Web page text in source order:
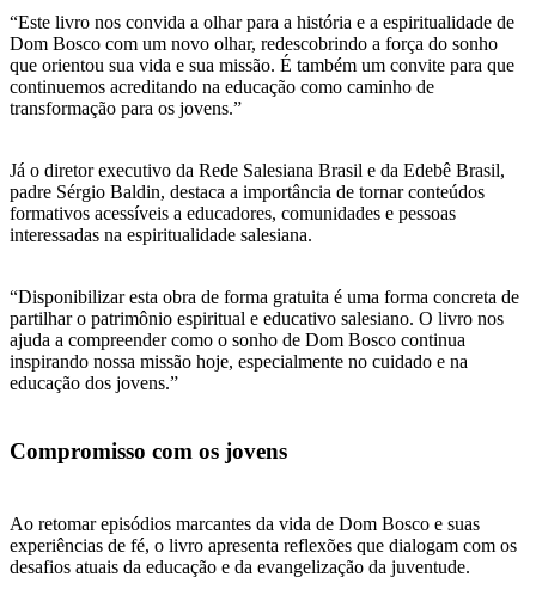
“Este livro nos convida a olhar para a história e a espiritualidade de
Dom Bosco com um novo olhar, redescobrindo a força do sonho
que orientou sua vida e sua missão. É também um convite para que
continuemos acreditando na educação como caminho de
transformação para os jovens.”
Já o diretor executivo da Rede Salesiana Brasil e da Edebê Brasil,
padre Sérgio Baldin, destaca a importância de tornar conteúdos
formativos acessíveis a educadores, comunidades e pessoas
interessadas na espiritualidade salesiana.
“Disponibilizar esta obra de forma gratuita é uma forma concreta de
partilhar o patrimônio espiritual e educativo salesiano. O livro nos
ajuda a compreender como o sonho de Dom Bosco continua
inspirando nossa missão hoje, especialmente no cuidado e na
educação dos jovens.”
Compromisso com os jovens
Ao retomar episódios marcantes da vida de Dom Bosco e suas
experiências de fé, o livro apresenta reflexões que dialogam com os
desafios atuais da educação e da evangelização da juventude.